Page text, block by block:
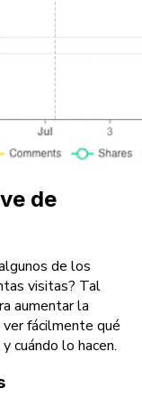
de
de los
visitas? Tal
aumentar la
fácilmente qué
cuándo lo hacen.